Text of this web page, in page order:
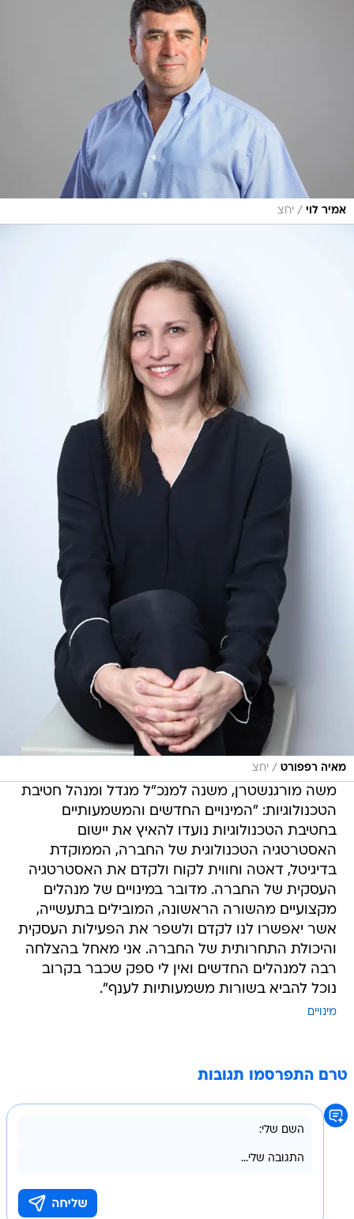
אמיר לוי / יחצ
מאיה רפפורט / יחצ
משה מורגנשטרן, משנה למנכ"ל מגדל ומנהל חטיבת
הטכנולוגיות: "המינויים החדשים והמשמעותיים
בחטיבת הטכנולוגיות נועדו להאיץ את יישום
האסטרטגיה הטכנולוגית של החברה, הממוקדת
בדיגיטל, דאטה וחווית לקוח ולקדם את האסטרטגיה
העסקית של החברה. מדובר במינויים של מנהלים
מקצועיים מהשורה הראשונה, המובילים בתעשייה,
אשר יאפשרו לנו לקדם ולשפר את הפעילות העסקית
והיכולת התחרותית של החברה. אני מאחל בהצלחה
רבה למנהלים החדשים ואין לי ספק שכבר בקרוב
נוכל להביא בשורות משמעותיות לענף".
מינויים
טרם התפרסמו תגובות